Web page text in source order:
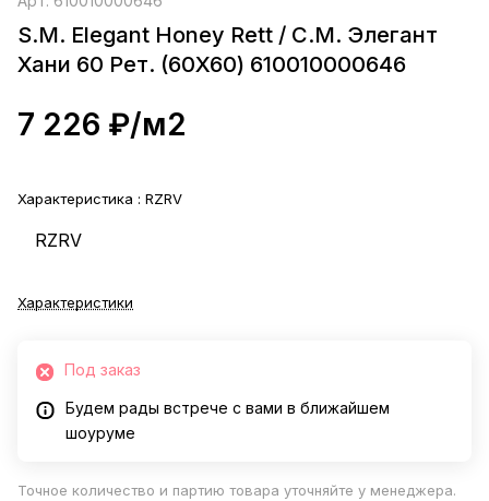
S.M. Elegant Honey Rett / С.М. Элегант
Хани 60 Рет. (60X60) 610010000646
7 226 ₽/м2
Характеристика : RZRV
RZRV
Характеристики
Под заказ
Будем рады встрече с вами в ближайшем
шоуруме
Точное количество и партию товара уточняйте у менеджера.